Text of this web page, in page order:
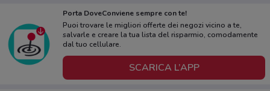
Porta DoveConviene sempre con te!
Puoi trovare le migliori offerte dei negozi vicino a te,
salvarle e creare la tua lista del risparmio, comodamente
dal tuo cellulare.
SCARICA L’APP